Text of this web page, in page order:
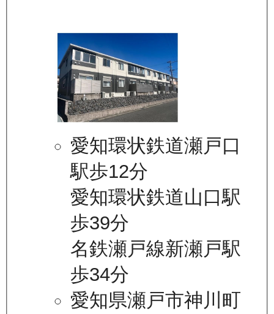
愛知環状鉄道瀬戸口
駅歩12分
愛知環状鉄道山口駅
歩39分
名鉄瀬戸線新瀬戸駅
歩34分
愛知県瀬戸市神川町